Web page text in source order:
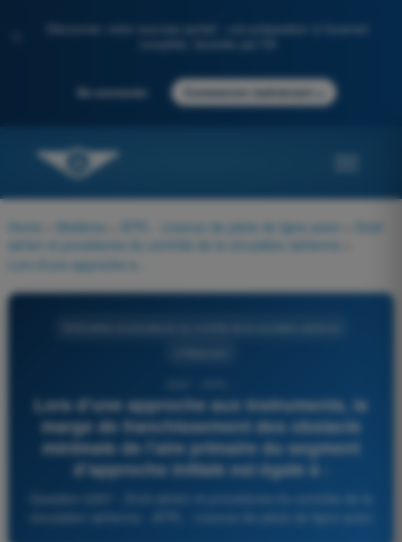
Découvrez notre nouveau portail : une préparation à l'examen
Se connecter Commencer maintenant
Home Matières ATPL - Licence de pilote de ligne avion
Droit
aérien et procédures du contrôle de la circulation aérienne
Lors d'une approche aux instruments, la
marge de franchissement des obstacle
minimale de l'aire primaire du segment
d'approche initiale est égale à :